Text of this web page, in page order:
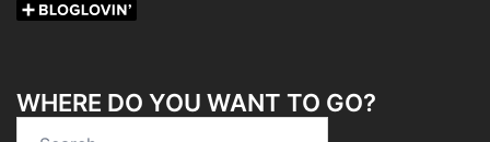
WHERE DO YOU WANT TO GO?